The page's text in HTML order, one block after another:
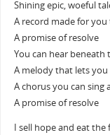
Shining epic, woeful
A record made for
A promise of resolve
You can hear beneath
A melody that lets you
A chorus you can sing
A promise of resolve
I sell hope and eat the